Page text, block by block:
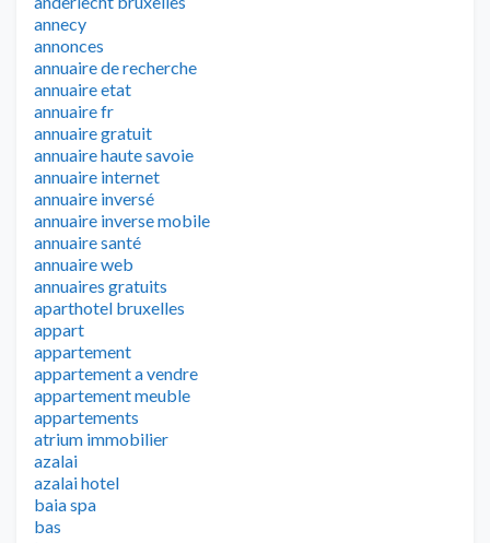
annecy
annonces
annuaire de recherche
annuaire etat
annuaire fr
annuaire gratuit
annuaire haute savoie
annuaire internet
annuaire inversé
annuaire inverse mobile
annuaire santé
annuaire web
annuaires gratuits
aparthotel bruxelles
appart
appartement
appartement a vendre
appartement meuble
appartements
atrium immobilier
azalai
azalai hotel
baia spa
bas